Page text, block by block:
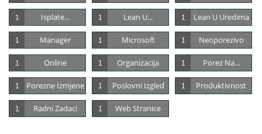
Isplate...
1 Lean U...
1 Lean U Uredima
1
Manager
1 Microsoft
1 Neoporezivo
1
Online
1 Organizacija
1 Porez Na...
1
Porezne Izmjene
1 Poslovni Izgled
1 Produktivnost
1
Radni Zadaci
1 Web Stranice
1